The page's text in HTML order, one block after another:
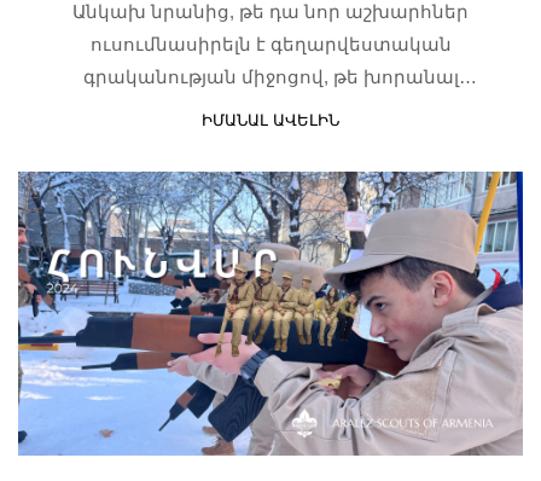
Անկախ նրանից, թե դա նոր աշխարհներ
ուսումնասիրելն է գեղարվեստական
գրականության միջոցով, թե խորանալ
պատմության և գիտության խորքերը` ոչ
գրքերը կարող են հարստացնել մեր կյանքն անթիվ
ձևերով:
ԻՄԱՆԱԼ ԱՎԵԼԻՆ